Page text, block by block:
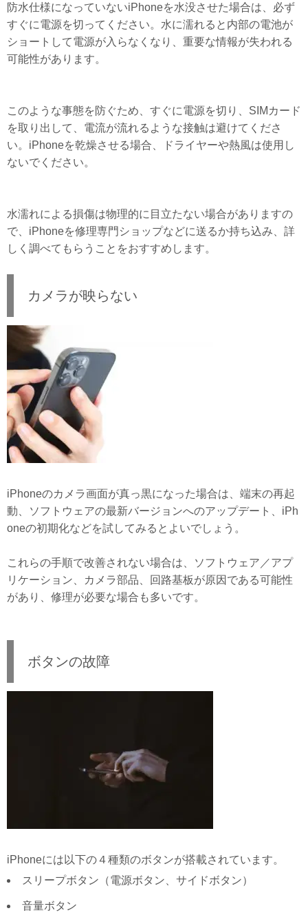
防水仕様になっていないiPhoneを水没させた場合は、必ず
すぐに電源を切ってください。水に濡れると内部の電池が
ショートして電源が入らなくなり、重要な情報が失われる
可能性があります。
このような事態を防ぐため、すぐに電源を切り、SIMカード
を取り出して、電流が流れるような接触は避けてくださ
い。iPhoneを乾燥させる場合、ドライヤーや熱風は使用し
ないでください。
水濡れによる損傷は物理的に目立たない場合がありますの
で、iPhoneを修理専門ショップなどに送るか持ち込み、詳
しく調べてもらうことをおすすめします。
カメラが映らない
iPhoneのカメラ画面が真っ黒になった場合は、端末の再起
動、ソフトウェアの最新バージョンへのアップデート、iPh
oneの初期化などを試してみるとよいでしょう。
これらの手順で改善されない場合は、ソフトウェア／アプ
リケーション、カメラ部品、回路基板が原因である可能性
があり、修理が必要な場合も多いです。
ボタンの故障
iPhoneには以下の４種類のボタンが搭載されています。
スリープボタン（電源ボタン、サイドボタン）
音量ボタン